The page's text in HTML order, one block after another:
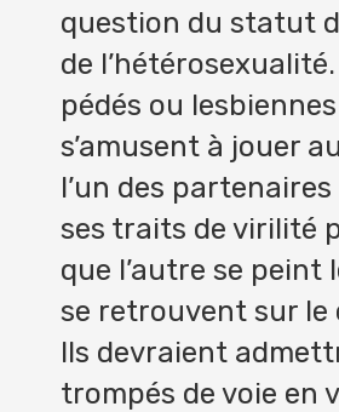
question du statut
de
pédés ou
s’amusent à jouer
l’un des
ses traits de virilité
que l’autre se peint
se retrouvent sur le
Ils devraient
trompés de voie en